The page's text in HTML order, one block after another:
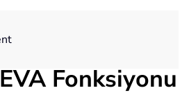
Fonksiyonu